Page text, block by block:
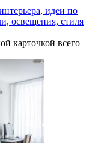
идеи по
освещения, стиля
карточкой всего